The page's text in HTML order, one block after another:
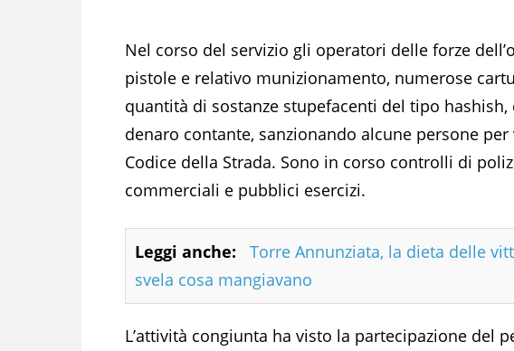
Nel corso del servizio gli operatori delle forze
pistole e relativo munizionamento, numerose
quantità di sostanze stupefacenti del tipo
denaro contante, sanzionando alcune persone
Codice della Strada. Sono in corso controlli di
commerciali e pubblici esercizi.
Leggi anche:
Torre Annunziata, la dieta delle
svela cosa mangiavano
L’attività congiunta ha visto la partecipazione del